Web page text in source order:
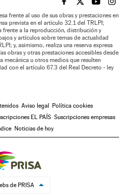
EL PAÍS BRASIL EN
EL PAÍSEL PAÍS
EL
frente al uso de sus obras y prestaciones en
prevista en el artículo 32.1 del TRLPI;
frente a la reproducción, distribución y
y artículos sobre temas de actualidad
y, asimismo, realiza una reserva expresa
obras y otras prestaciones accesibles desde
mecánica u otros medios que resulten
con el artículo 67.3 del Real Decreto - ley
Aviso legal
Política cookies
EL PAÍS Suscripciones empresas
Noticias de hoy
de PRISA